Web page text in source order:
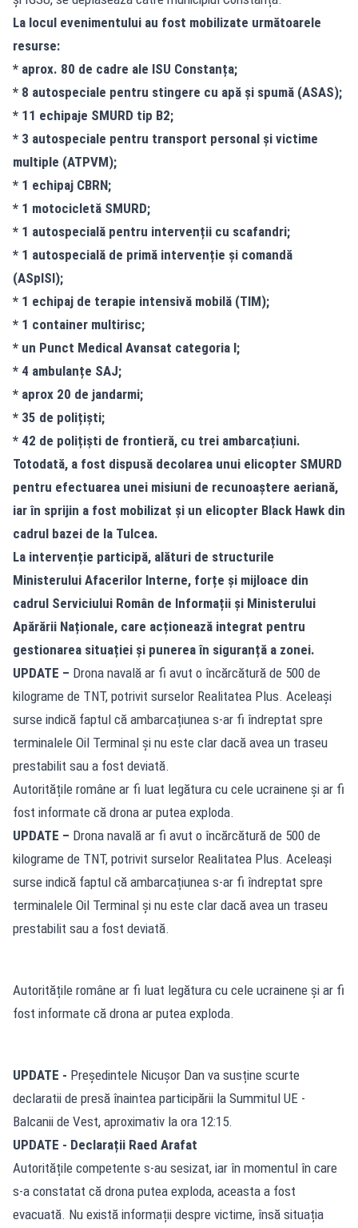
La locul evenimentului au fost mobilizate următoarele
resurse:
* aprox. 80 de cadre ale ISU Constanța;
* 8 autospeciale pentru stingere cu apă și spumă (ASAS);
* 11 echipaje SMURD tip B2;
* 3 autospeciale pentru transport personal și victime
multiple (ATPVM);
* 1 echipaj CBRN;
* 1 motocicletă SMURD;
* 1 autospecială pentru intervenții cu scafandri;
* 1 autospecială de primă intervenție și comandă
(ASpISI);
* 1 echipaj de terapie intensivă mobilă (TIM);
* 1 container multirisc;
* un Punct Medical Avansat categoria I;
* 4 ambulanțe SAJ;
* ⁠aprox 20 de jandarmi;
* ⁠35 de polițiști;
* ⁠42 de polițiști de frontieră, cu trei ambarcațiuni.
Totodată, a fost dispusă decolarea unui elicopter SMURD
pentru efectuarea unei misiuni de recunoaștere aeriană,
iar în sprijin a fost mobilizat și un elicopter Black Hawk din
cadrul bazei de la Tulcea.
La intervenție participă, alături de structurile
Ministerului Afacerilor Interne, forțe și mijloace din
cadrul Serviciului Român de Informații și Ministerului
Apărării Naționale, care acționează integrat pentru
gestionarea situației și punerea în siguranță a zonei.
UPDATE – Drona navală ar fi avut o încărcătură de 500 de
kilograme de TNT, potrivit surselor Realitatea Plus. Aceleași
surse indică faptul că ambarcațiunea s-ar fi îndreptat spre
terminalele Oil Terminal și nu este clar dacă avea un traseu
prestabilit sau a fost deviată.
Autoritățile române ar fi luat legătura cu cele ucrainene și ar fi
fost informate că drona ar putea exploda.
UPDATE – Drona navală ar fi avut o încărcătură de 500 de
kilograme de TNT, potrivit surselor Realitatea Plus. Aceleași
surse indică faptul că ambarcațiunea s-ar fi îndreptat spre
terminalele Oil Terminal și nu este clar dacă avea un traseu
prestabilit sau a fost deviată.
Autoritățile române ar fi luat legătura cu cele ucrainene și ar fi
fost informate că drona ar putea exploda.
UPDATE - Președintele Nicușor Dan va susține scurte
declaratii de presă înaintea participării la Summitul UE -
Balcanii de Vest, aproximativ la ora 12:15.
UPDATE - Declarații Raed Arafat
Autoritățile competente s-au sesizat, iar în momentul în care
s-a constatat că drona putea exploda, aceasta a fost
evacuată. Nu există informații despre victime, însă situația